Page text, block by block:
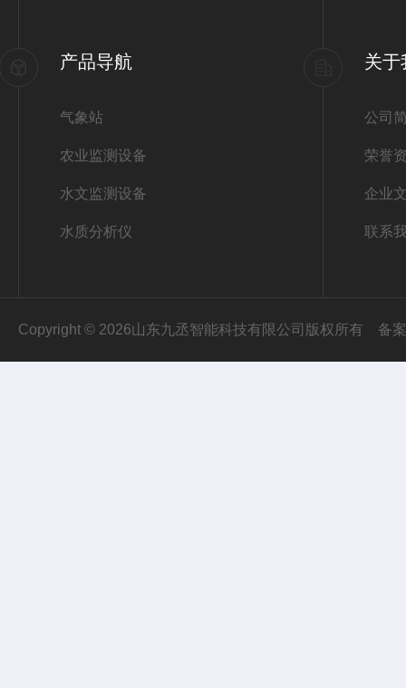
产品导航
气象站
农业监测设备
水文监测设备
水质分析仪
关于
公司
荣誉
企业
联系
Copyright © 2026山东九丞智能科技有限公司版权所有 备